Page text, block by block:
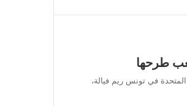
طرحها
في تونس ريم فيالة،